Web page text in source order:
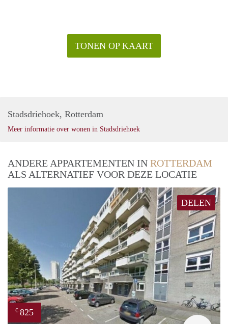
TONEN OP KAART
Stadsdriehoek, Rotterdam
Meer informatie over wonen in Stadsdriehoek
ANDERE APPARTEMENTEN IN ROTTERDAM
ALS ALTERNATIEF VOOR DEZE LOCATIE
DELEN
€ 825